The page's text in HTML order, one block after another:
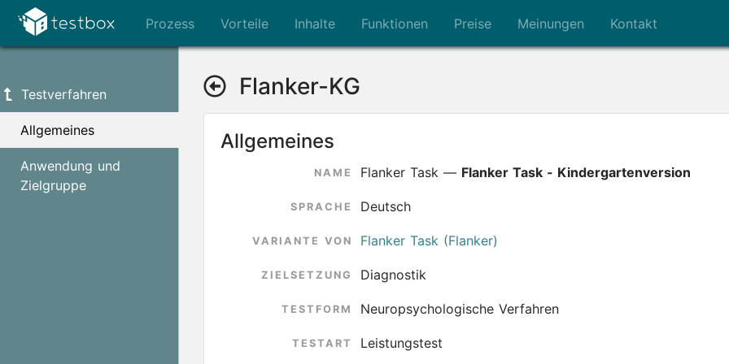
Prozess Vorteile Inhalte Funktionen Preise Meinungen Kontakt
Testverfahren
Allgemeines
Anwendung und
Zielgruppe
Flanker-KG
Allgemeines
NAME Flanker Task — Flanker Task - Kindergartenversion
SPRACHE Deutsch
VARIANTE VON Flanker Task (Flanker)
ZIELSETZUNG Diagnostik
TESTFORM Neuropsychologische Verfahren
TESTART Leistungstest